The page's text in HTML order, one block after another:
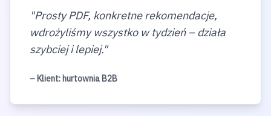
"Prosty PDF, konkretne rekomendacje,
wdrożyliśmy wszystko w tydzień – działa
szybciej i lepiej."
– Klient: hurtownia B2B